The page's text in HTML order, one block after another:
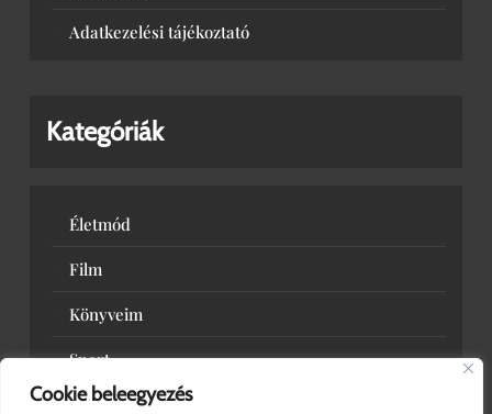
Cookie beleegyezés
Adatkezelési tájékoztató
Kategóriák
Életmód
Film
Könyveim
Sport
Zene